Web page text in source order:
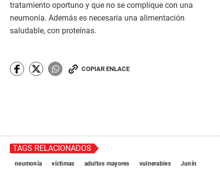
tratamiento oportuno y que no se complique con una
neumonía. Además es necesaria una alimentación
saludable, con proteínas.
COPIAR ENLACE
TAGS RELACIONADOS
neumonía víctimas adultos mayores vulnerables
Junín